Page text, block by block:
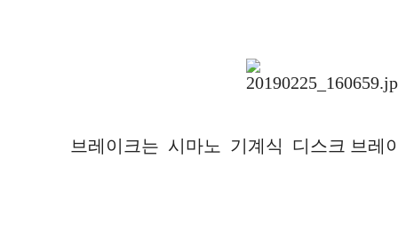
브레이크는 시마노 기계식 디스크 브레